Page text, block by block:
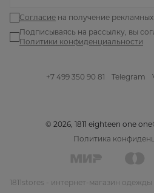
Согласие на получение
Подписываясь на рассылку, вы
Политики конфиденциальности
+7 499 350 90 81 Telegram
© 2026, 1811 eighteen one one
Политика
1811stores - интернет-магазин